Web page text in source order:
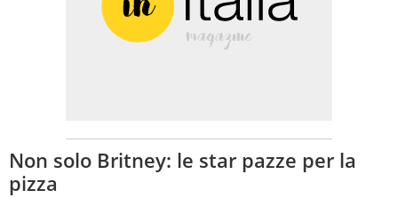
Non solo Britney: le star pazze per la
pizza